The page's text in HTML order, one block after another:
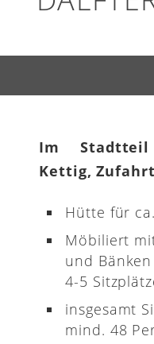
Im
Kettig,
Hütte für
Möbiliert
und
4-5
insgesamt
mind. 48